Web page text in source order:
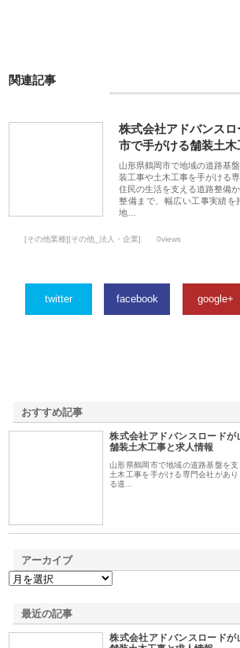
関連記事
株式会社アドバンス
市で手がける舗装土
山形県鶴岡市で地域の道路基
装工事や土木工事を手がける
住民の生活を支える道路整備
整備まで、幅広い工事実績を
地…
[その他業種][その他_法人・企業] 0views
twitter facebook google+
おすすめ記事
株式会社アドバンスロード
舗装土木工事と求人情報
山形県鶴岡市で地域の道路基盤を
土木工事を手がける専門会社があ
る道…
アーカイブ
最近の記事
株式会社アドバンスロード